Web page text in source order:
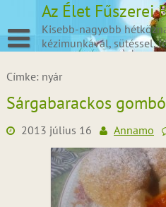
content
Az Élet Fűszerei
Kisebb-nagyobb
kézimunkával, sütéssel,
Címke: nyár
Sárgabarackos
2013 július 16 Annamo